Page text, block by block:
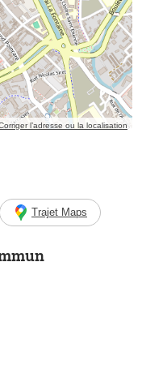
l’adresse ou la localisation
Trajet Maps